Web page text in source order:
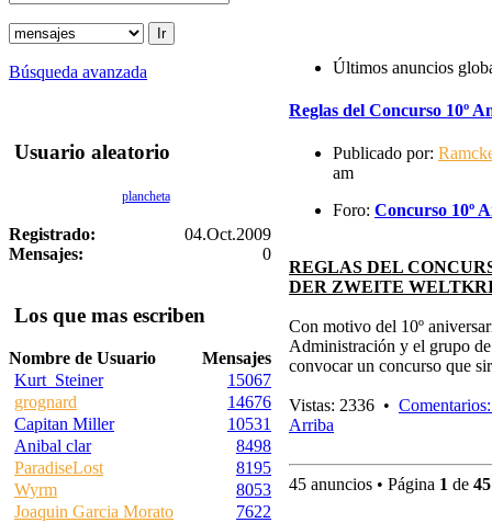
Búsqueda avanzada
Usuario aleatorio
plancheta
Registrado:
04.Oct.2009
Mensajes:
0
Los que mas escriben
Nombre de Usuario
Mensajes
Kurt_Steiner
15067
grognard
14676
Capitan Miller
10531
Anibal clar
8498
ParadiseLost
8195
Wyrm
8053
Joaquin Garcia Morato
7622
Últimos anuncios
Reglas del Concurso 10º
Publicado por:
am
Foro: Concurso 10º
REGLAS DEL
DER ZWEITE
Con motivo del 10º
Administración y el grupo
convocar un concurso que
Vistas: 2336 •
Arriba
45 anuncios • Página 1 de 45